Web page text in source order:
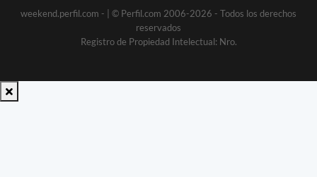
weekend.perfil.com -
| © Perfil.com 2006-2026 - Todos los derechos
reservados
Registro de Propiedad Intelectual: Nro.